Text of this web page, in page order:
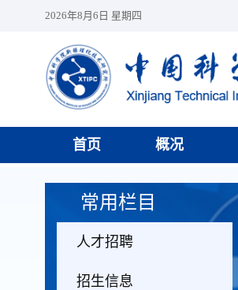
2026年8月6日 星期四
首页 概况
常用栏目
人才招聘
招生信息